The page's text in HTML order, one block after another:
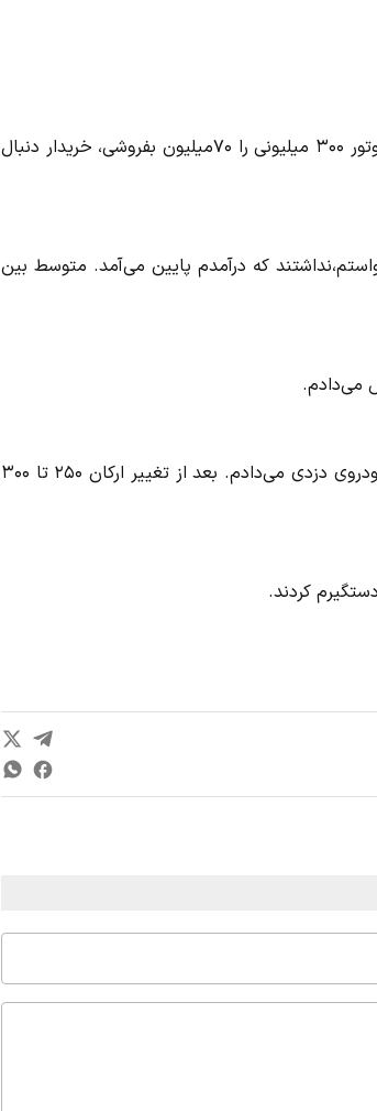
نه.می‌گفتم موتور مزایده‌ای است و سند ندارد و حالا برگه مزایده هم ندارد. وقتی موتور ۳۰۰ میلیونی را ۷۰میلیون بفروشی، خریدار دنبال
که درآمدم پایین می‌آمد. متوسط بین
می‌دادم.
معمولا خودروی تصادفی را ۶۰ میلیون می‌خریدم و ۲۰ میلیون هم به سارق برای خودروی دزدی می‌دادم. بعد از تغییر ارکان ۲۵۰ تا ۳۰۰
کردند.